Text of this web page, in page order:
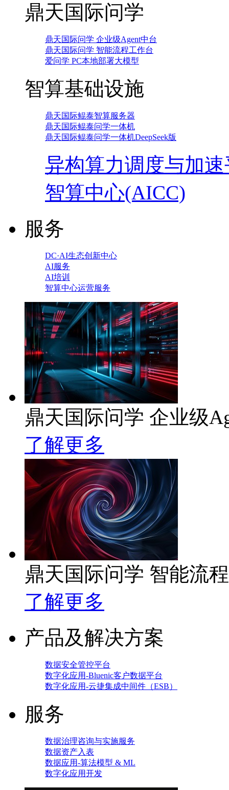
鼎天国际问学
鼎天国际问学 企业级Agent中台
鼎天国际问学 智能流程工作台
爱问学 PC本地部署大模型
智算基础设施
鼎天国际鲲泰智算服务器
鼎天国际鲲泰问学一体机
鼎天国际鲲泰问学一体机DeepSeek版
异构算力调度与加
智算中心(AICC)
服务
DC·AI生态创新中心
AI服务
AI培训
智算中心运营服务
鼎天国际问学 企业级
了解更多
鼎天国际问学 智能流
了解更多
产品及解决方案
数据安全管控平台
数字化应用-Bluenic客户数据平台
数字化应用-云捷集成中间件（ESB）
服务
数据治理咨询与实施服务
数据资产入表
数据应用-算法模型 & ML
数字化应用开发